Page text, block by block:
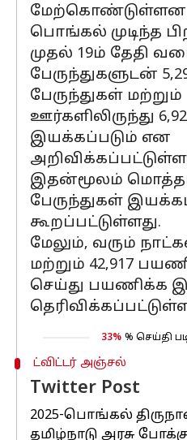
பொங்கல் முடிந்த
முதல் 19ம் தேதி
பேருந்துகளுடன்
பேருந்துகள் மற்றும்
ஊர்களிலிருந்து
இயக்கப்படும் என
இதன்மூலம் மொத்தம்
பேருந்துகள்
கூறப்பட்டுள்ளது.
மேலும், வரும்
மற்றும் 42,917
செய்து பயணிக்க
33% % செய்தி
ட்விட்டர் அஞ்சல்
Twitter Post
2025-பொங்கல்
தமிழ்நாடு அரசு